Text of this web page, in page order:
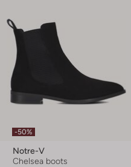
-50%
Notre-V
Chelsea boots